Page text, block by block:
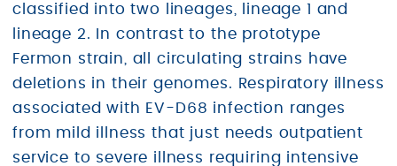
classified into two lineages, lineage 1 and
lineage 2. In contrast to the prototype
Fermon strain, all circulating strains have
deletions in their genomes. Respiratory illness
associated with EV-D68 infection ranges
from mild illness that just needs outpatient
service to severe illness requiring intensive